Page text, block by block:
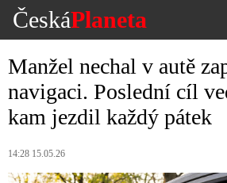
ČeskáPlaneta
Manžel nechal v autě
navigaci. Poslední cíl
kam jezdil každý pátek
14:28 15.05.26